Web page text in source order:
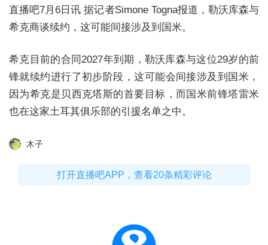
直播吧7月6日讯 据记者Simone Togna报道，勒沃库森与
希克商谈续约，这可能间接涉及到国米。
希克目前的合同2027年到期，勒沃库森与这位29岁的前
锋就续约进行了初步阶段，这可能会间接涉及到国米，
因为希克是贝西克塔斯的首要目标，而国米前锋塔雷米
也在这家土耳其俱乐部的引援名单之中。
木子
打开直播吧APP，查看20条精彩评论